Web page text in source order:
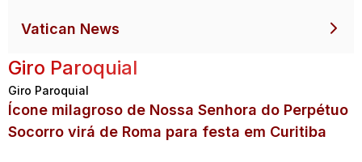
Vatican News
Giro Paroquial
Giro Paroquial
Ícone milagroso de Nossa Senhora do Perpétuo
Socorro virá de Roma para festa em Curitiba